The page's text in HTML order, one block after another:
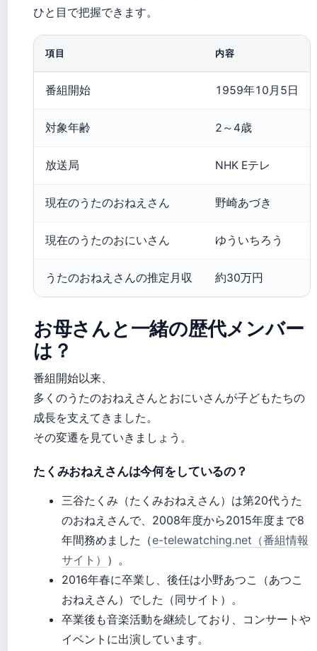
ひと目で把握できます。
項目 内容
番組開始 1959年10月5日
対象年齢 2～4歳
放送局 NHK Eテレ
現在のうたのおねえさん 野崎あづき
現在のうたのおにいさん ゆういちろう
うたのおねえさんの推定月収 約30万円
お母さんと一緒の歴代メンバー
は？
番組開始以来、
多くのうたのおねえさんとおにいさんが子どもたちの
成長を支えてきました。
その変遷を見ていきましょう。
たくみおねえさんは今何をしているの？
三谷たくみ（たくみおねえさん）は第20代うた
のおねえさんで、2008年度から2015年度まで8
年間務めました（e-telewatching.net（番組情報
サイト） ）。
2016年春に卒業し、後任は小野あつこ（あつこ
おねえさん）でした（同サイト）。
卒業後も音楽活動を継続しており、コンサートや
イベントに出演しています。